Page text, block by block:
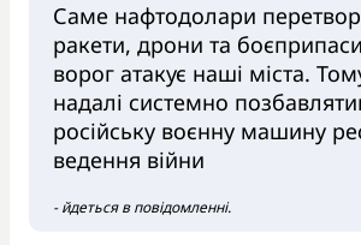
Саме нафтодолари
ракети, дрони та
ворог атакує наші міста.
надалі системно
російську воєнну машину
ведення війни
- йдеться в повідомленні.